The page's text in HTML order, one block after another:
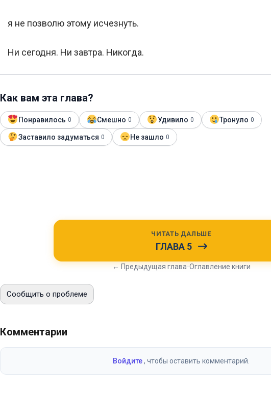
я не позволю этому исчезнуть.
Ни сегодня. Ни завтра. Никогда.
Как вам эта глава?
Понравилось 0 Смешно 0 Удивило 0 Тронуло 0
Заставило задуматься 0 Не зашло 0
ЧИТАТЬ ДАЛЬШЕ
ГЛАВА 5
← Предыдущая глава•Оглавление книги
Сообщить о проблеме
Комментарии
Войдите, чтобы оставить комментарий.